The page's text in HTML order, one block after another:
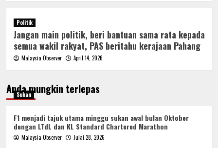
Politik
Jangan main politik, beri bantuan sama rata kepada
semua wakil rakyat, PAS beritahu kerajaan Pahang
Malaysia Observer April 14, 2026
Anda mungkin terlepas
Sukan
F1 menjadi tajuk utama minggu sukan awal bulan Oktober
dengan LTdL dan KL Standard Chartered Marathon
Malaysia Observer
Julai 28, 2026